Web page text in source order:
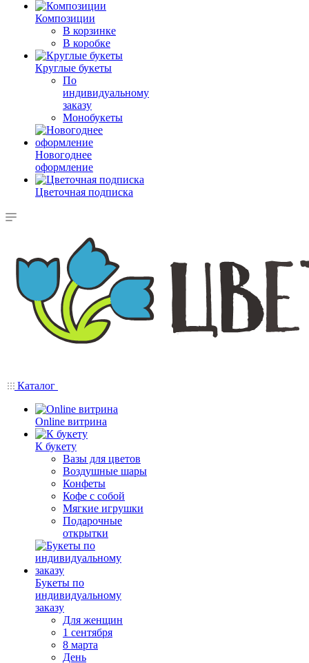
Композиции
В корзинке
В коробке
Круглые букеты
По
индивидуальному
заказу
Монобукеты
Новогоднее
оформление
Цветочная подписка
Каталог
Online витрина
К букету
Вазы для цветов
Воздушные шары
Конфеты
Кофе с собой
Мягкие игрушки
Подарочные
открытки
Букеты по
индивидуальному
заказу
Для женщин
1 сентября
8 марта
День